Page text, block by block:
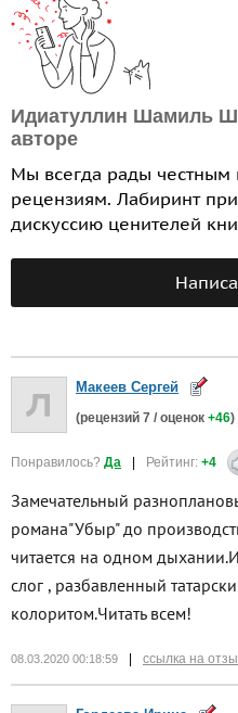
Идиатуллин Шамиль
авторе
Мы всегда рады честным
рецензиям. Лабиринт
дискуссию ценителей
Макеев Сергей
(рецензий 7 / оценок +46)
Понравилось? Да Рейтинг: +4
Замечательный
романа"Убыр" до
читается на одном
слог , разбавленный
колоритом.Читать всем!
08.03.2020 00:18:59 ссылка на